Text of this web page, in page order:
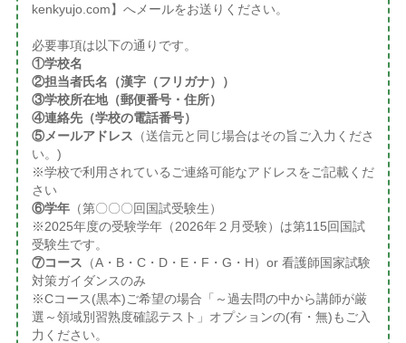
kenkyujo.com】へメールをお送りください。
必要事項は以下の通りです。
①学校名
②担当者氏名（漢字（フリガナ））
③学校所在地（郵便番号・住所）
④連絡先（学校の電話番号）
⑤メールアドレス （送信元と同じ場合はその旨ご入力くださ
い。)
※学校で利用されているご連絡可能なアドレスをご記載くだ
さい
⑥学年 （第〇〇〇回国試受験生）
※2025年度の受験学年（2026年２月受験）は第115回国試
受験生です。
⑦コース （A・B・C・D・E・F・G・H）or 看護師国家試験
対策ガイダンスのみ
※Cコース(黒本)ご希望の場合「～過去問の中から講師が厳
選～領域別習熟度確認テスト」オプションの(有・無)もご入
力ください。